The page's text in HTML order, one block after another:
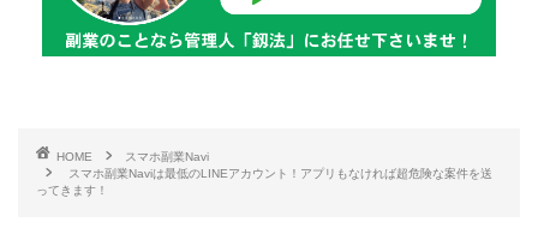
HOME
スマホ副業Navi
スマホ副業Naviは最低のLINEアカウント！アプリもなければ超危険な案件を送
ってきます！